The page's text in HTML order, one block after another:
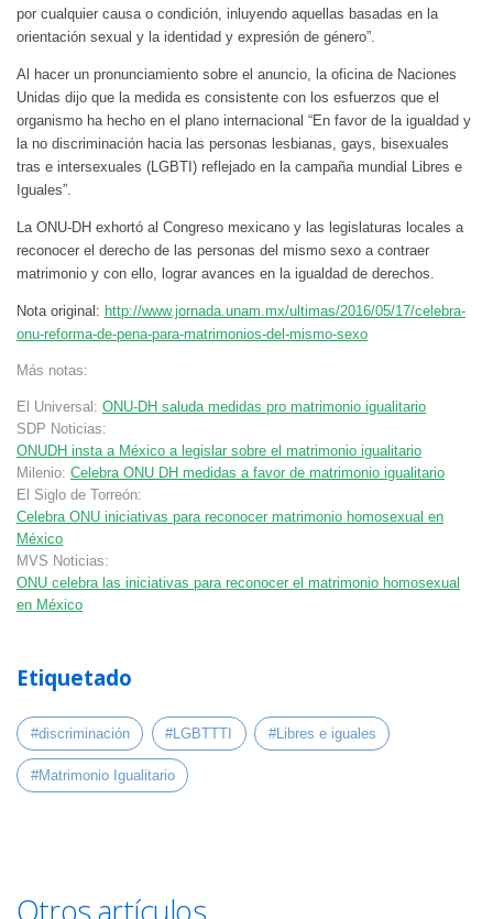
por cualquier causa o condición, inluyendo aquellas basadas en la
orientación sexual y la identidad y expresión de género”.
Al hacer un pronunciamiento sobre el anuncio, la oficina de Naciones
Unidas dijo que la medida es consistente con los esfuerzos que el
organismo ha hecho en el plano internacional “En favor de la igualdad y
la no discriminación hacia las personas lesbianas, gays, bisexuales
tras e intersexuales (LGBTI) reflejado en la campaña mundial Libres e
Iguales”.
La ONU-DH exhortó al Congreso mexicano y las legislaturas locales a
reconocer el derecho de las personas del mismo sexo a contraer
matrimonio y con ello, lograr avances en la igualdad de derechos.
Nota original: http://www.jornada.unam.mx/ultimas/2016/05/17/celebra-
onu-reforma-de-pena-para-matrimonios-del-mismo-sexo
Más notas:
El Universal: ONU-DH saluda medidas pro matrimonio igualitario
SDP Noticias:
ONUDH insta a México a legislar sobre el matrimonio igualitario
Milenio: Celebra ONU DH medidas a favor de matrimonio igualitario
El Siglo de Torreón:
Celebra ONU iniciativas para reconocer matrimonio homosexual en
México
MVS Noticias:
ONU celebra las iniciativas para reconocer el matrimonio homosexual
en México
Etiquetado
#discriminación #LGBTTTI #Libres e iguales
#Matrimonio Igualitario
Otros artículos